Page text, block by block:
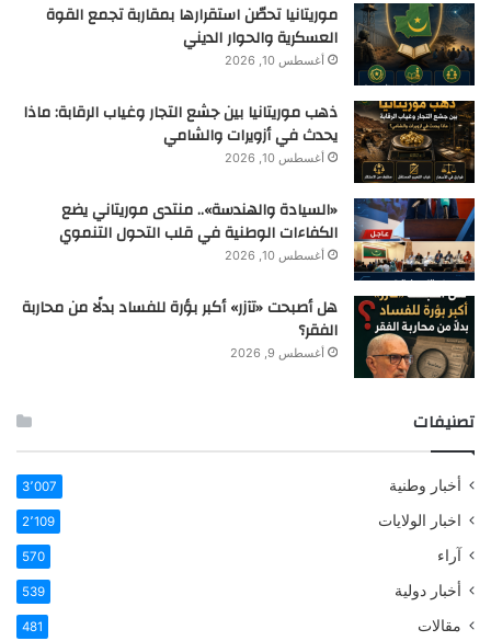
موريتانيا تحصّن استقرارها بمقاربة تجمع القوة
العسكرية والحوار الديني
أغسطس 10, 2026
ذهب موريتانيا بين جشع التجار وغياب الرقابة: ماذا
يحدث في أزويرات والشامي
أغسطس 10, 2026
«السيادة والهندسة».. منتدى موريتاني يضع
الكفاءات الوطنية في قلب التحول التنموي
أغسطس 10, 2026
هل أصبحت «تآزر» أكبر بؤرة للفساد بدلًا من محاربة
الفقر؟
أغسطس 9, 2026
تصنيفات
أخبار وطنية 3٬007
اخبار الولايات 2٬109
آراء 570
أخبار دولية 539
مقالات 481